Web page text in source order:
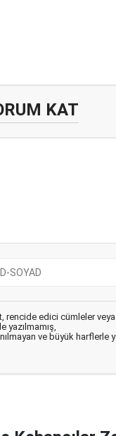
KAT
rencide edici cümleler veya
yazılmamış,
ve büyük harflerle